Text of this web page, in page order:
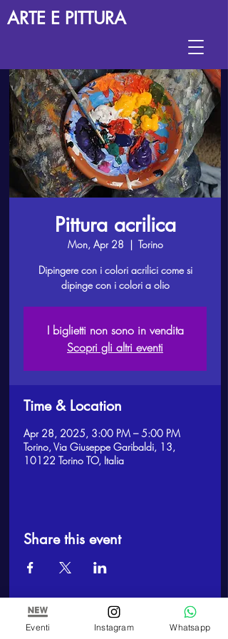
ARTE E PITTURA
Pittura acrilica
Mon, Apr 28
  |
Torino
Dipingere con i colori acrilici come si
dipinge con i colori a olio
I biglietti non sono in vendita
Scopri gli altri eventi
Time & Location
Apr 28, 2025, 3:00 PM – 5:00 PM
Torino, Via Giuseppe Garibaldi, 13,
10122 Torino TO, Italia
Share this event
ARTE E PITTURA
Eventi Instagram Whatsapp